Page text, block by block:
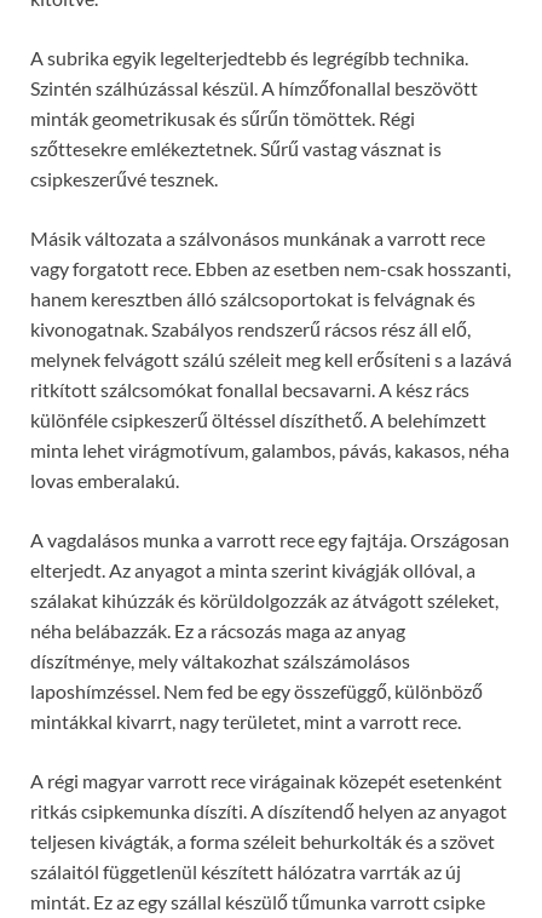
A subrika egyik legelterjedtebb és legrégíbb technika.
Szintén szálhúzással készül. A hímzőfonallal beszövött
minták geometrikusak és sűrűn tömöttek. Régi
szőttesekre emlékeztetnek. Sűrű vastag vásznat is
csipkeszerűvé tesznek.
Másik változata a szálvonásos munkának a varrott rece
vagy forgatott rece. Ebben az esetben nem-csak hosszanti,
hanem keresztben álló szálcsoportokat is felvágnak és
kivonogatnak. Szabályos rendszerű rácsos rész áll elő,
melynek felvágott szálú széleit meg kell erősíteni s a lazává
ritkított szálcsomókat fonallal becsavarni. A kész rács
különféle csipkeszerű öltéssel díszíthető. A belehímzett
minta lehet virágmotívum, galambos, pávás, kakasos, néha
lovas emberalakú.
A vagdalásos munka a varrott rece egy fajtája. Országosan
elterjedt. Az anyagot a minta szerint kivágják ollóval, a
szálakat kihúzzák és körüldolgozzák az átvágott széleket,
néha belábazzák. Ez a rácsozás maga az anyag
díszítménye, mely váltakozhat szálszámolásos
laposhímzéssel. Nem fed be egy összefüggő, különböző
mintákkal kivarrt, nagy területet, mint a varrott rece.
A régi magyar varrott rece virágainak közepét esetenként
ritkás csipkemunka díszíti. A díszítendő helyen az anyagot
teljesen kivágták, a forma széleit behurkolták és a szövet
szálaitól függetlenül készített hálózatra varrták az új
mintát. Ez az egy szállal készülő tűmunka varrott csipke